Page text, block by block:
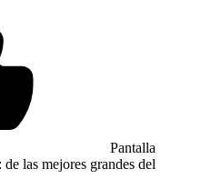
Pantalla
las mejores grandes del